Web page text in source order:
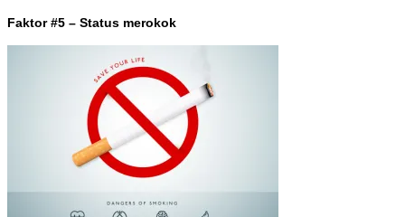
Faktor #5 – Status merokok